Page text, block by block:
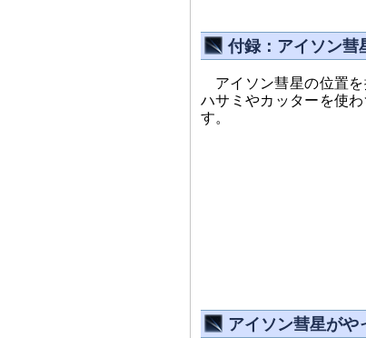
付録：アイソン彗
アイソン彗星の位置
ハサミやカッターを使
す。
アイソン彗星がや